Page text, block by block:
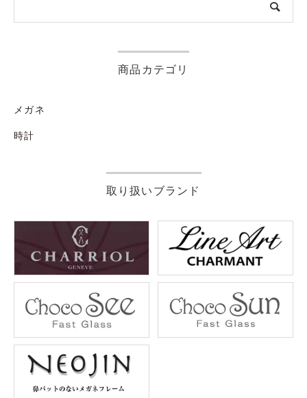
商品カテゴリ
メガネ
時計
取り扱いブランド